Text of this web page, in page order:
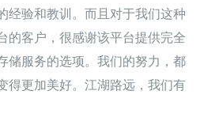
经验和教训。而且对于我们这种
的客户，很感谢该平台提供完全
储服务的选项。我们的努力，都
得更加美好。江湖路远，我们有